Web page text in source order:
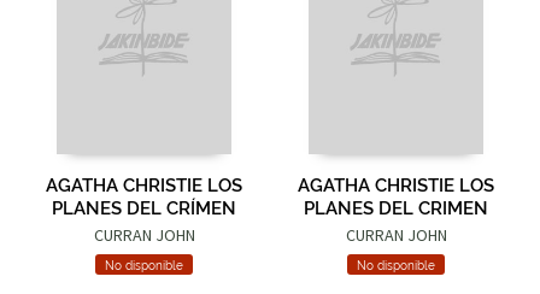
AGATHA CHRISTIE LOS
PLANES DEL CRÍMEN
CURRAN JOHN
No disponible
AGATHA CHRISTIE LOS
PLANES DEL CRIMEN
CURRAN JOHN
No disponible